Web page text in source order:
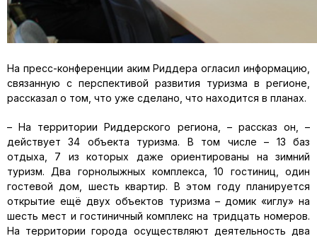
На пресс-конференции аким Риддера огласил информацию,
связанную с перспективой развития туризма в регионе,
рассказал о том, что уже сделано, что находится в планах.
– На территории Риддерского региона, – рассказ он, –
действует 34 объекта туризма. В том числе – 13 баз
отдыха, 7 из которых даже ориентированы на зимний
туризм. Два горнолыжных комплекса, 10 гостиниц, один
гостевой дом, шесть квартир. В этом году планируется
открытие ещё двух объектов туризма – домик «иглу» на
шесть мест и гостиничный комплекс на тридцать номеров.
На территории города осуществляют деятельность два